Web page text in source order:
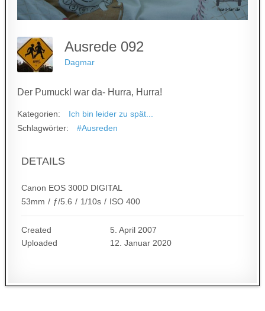
Ausrede 092
Dagmar
Der Pumuckl war da- Hurra, Hurra!
Kategorien:
Ich bin leider zu spät...
Schlagwörter:
#Ausreden
DETAILS
Canon EOS 300D DIGITAL
53mm / ƒ/5.6 / 1/10s / ISO 400
Created
5. April 2007
Uploaded
12. Januar 2020